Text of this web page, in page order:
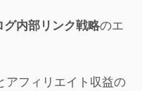
内部リンク戦略のエ
アフィリエイト収益の